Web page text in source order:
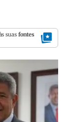
suas fontes